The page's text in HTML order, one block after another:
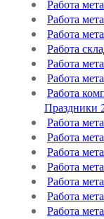
Работа
Работа
Работа
Работа
Работа
Работа
Работа
Праздники
Работа
Работа
Работа
Работа
Работа
Работа
Работа